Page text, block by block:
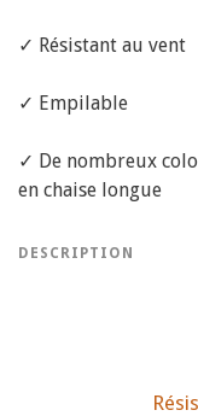
✓ Résistant au vent
✓ Empilable
✓ De nombreux
en chaise longue
DESCRIPTION